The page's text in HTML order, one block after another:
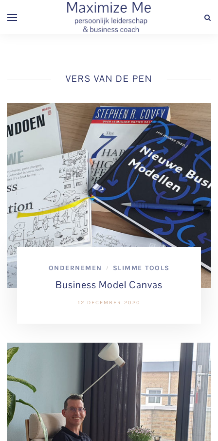
VERS VAN DE PEN
ONDERNEMEN / SLIMME TOOLS
Business Model Canvas
12 DECEMBER 2020